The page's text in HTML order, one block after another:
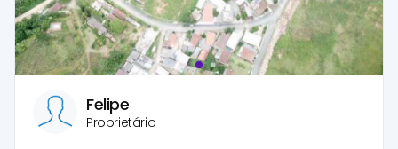
Felipe
Proprietário